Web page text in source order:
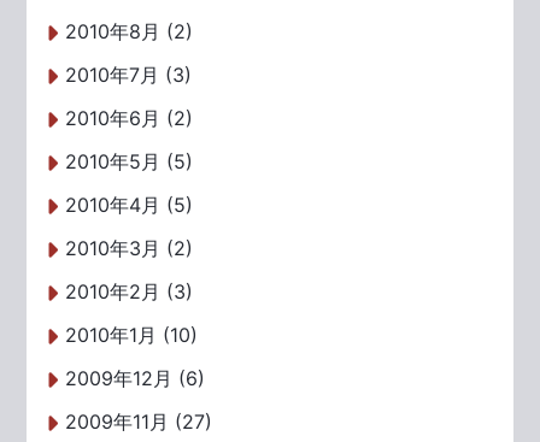
2010年8月 (2)
2010年7月 (3)
2010年6月 (2)
2010年5月 (5)
2010年4月 (5)
2010年3月 (2)
2010年2月 (3)
2010年1月 (10)
2009年12月 (6)
2009年11月 (27)